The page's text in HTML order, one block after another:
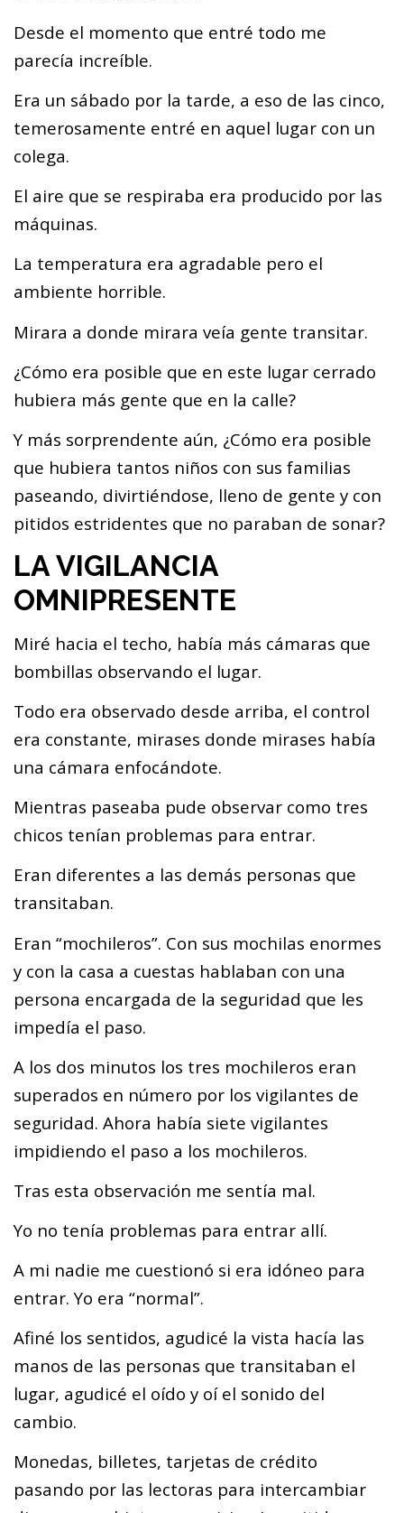
Desde el momento que entré todo me
parecía increíble.
Era un sábado por la tarde, a eso de las cinco,
temerosamente entré en aquel lugar con un
colega.
El aire que se respiraba era producido por las
máquinas.
La temperatura era agradable pero el
ambiente horrible.
Mirara a donde mirara veía gente transitar.
¿Cómo era posible que en este lugar cerrado
hubiera más gente que en la calle?
Y más sorprendente aún, ¿Cómo era posible
que hubiera tantos niños con sus familias
paseando, divirtiéndose, lleno de gente y con
pitidos estridentes que no paraban de sonar?
LA VIGILANCIA
OMNIPRESENTE
Miré hacia el techo, había más cámaras que
bombillas observando el lugar.
Todo era observado desde arriba, el control
era constante, mirases donde mirases había
una cámara enfocándote.
Mientras paseaba pude observar como tres
chicos tenían problemas para entrar.
Eran diferentes a las demás personas que
transitaban.
Eran “mochileros”. Con sus mochilas enormes
y con la casa a cuestas hablaban con una
persona encargada de la seguridad que les
impedía el paso.
A los dos minutos los tres mochileros eran
superados en número por los vigilantes de
seguridad. Ahora había siete vigilantes
impidiendo el paso a los mochileros.
Tras esta observación me sentía mal.
Yo no tenía problemas para entrar allí.
A mi nadie me cuestionó si era idóneo para
entrar. Yo era “normal”.
Afiné los sentidos, agudicé la vista hacía las
manos de las personas que transitaban el
lugar, agudicé el oído y oí el sonido del
cambio.
Monedas, billetes, tarjetas de crédito
pasando por las lectoras para intercambiar